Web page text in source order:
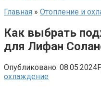
Главная » Отопление и
Как выбрать
для Лифан
Опубликовано: 08.05.2024
охлаждение